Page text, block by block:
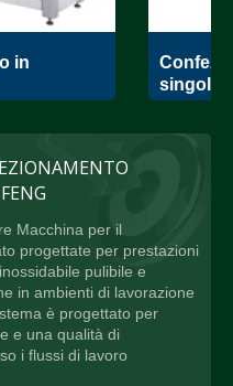
in
singola
Macchina per il
progettate per prestazioni
pulibile e
in ambienti di lavorazione
è progettato per
e una qualità di
i flussi di lavoro